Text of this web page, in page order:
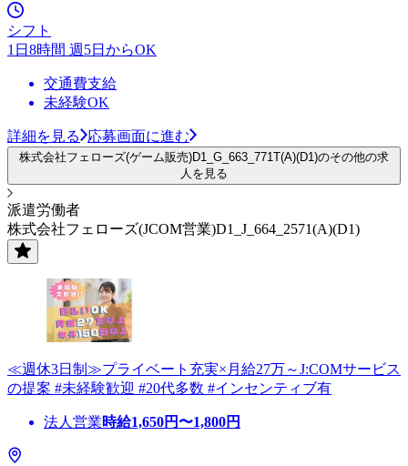
シフト
1日8時間 週5日からOK
交通費支給
未経験OK
詳細を見る 応募画面に進む
株式会社フェローズ(ゲーム販売)D1_G_663_771T(A)(D1)のその他の求
人を見る
派遣労働者
株式会社フェローズ(JCOM営業)D1_J_664_2571(A)(D1)
≪週休3日制≫プライベート充実×月給27万～J:COMサービス
の提案 #未経験歓迎 #20代多数 #インセンティブ有
法人営業時給1,650円〜1,800円